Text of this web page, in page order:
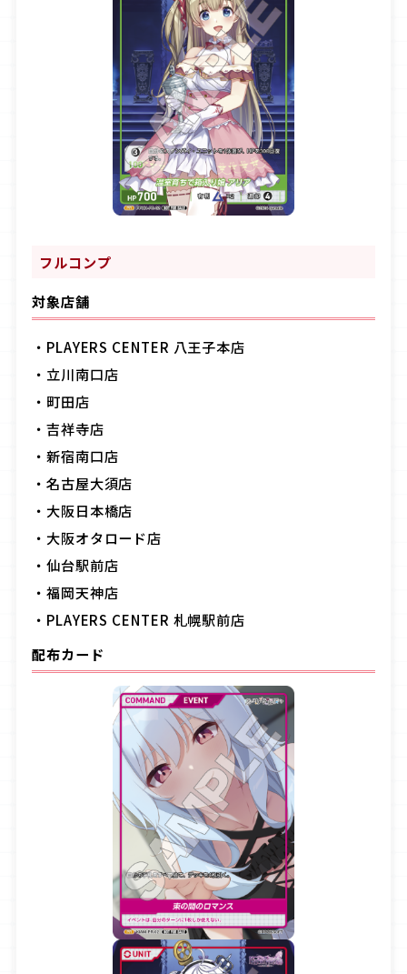
フルコンプ
対象店舗
・PLAYERS CENTER 八王子本店
・立川南口店
・町田店
・吉祥寺店
・新宿南口店
・名古屋大須店
・大阪日本橋店
・大阪オタロード店
・仙台駅前店
・福岡天神店
・PLAYERS CENTER 札幌駅前店
配布カード